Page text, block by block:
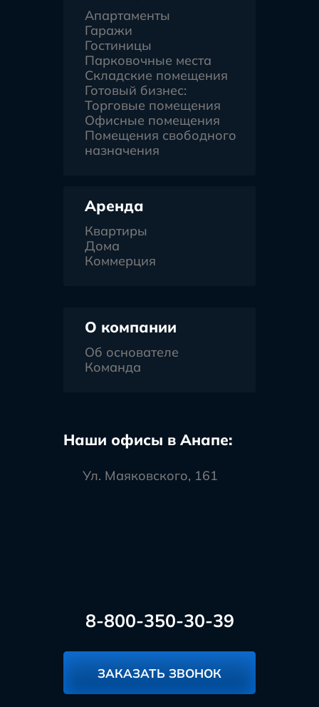
Апартаменты
Гаражи
Гостиницы
Парковочные места
Складские помещения
Готовый бизнес:
Торговые помещения
Офисные помещения
Помещения свободного
назначения
Аренда
Квартиры
Дома
Коммерция
О компании
Об основателе
Команда
Наши офисы в Анапе:
Ул. Маяковского, 161
8-800-350-30-39
ЗАКАЗАТЬ ЗВОНОК